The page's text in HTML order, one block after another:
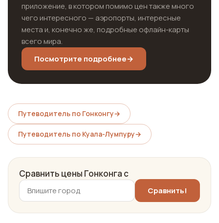
приложение, в котором помимо цен также много
чего интересного — аэропорты, интересные
места и, конечно же, подробные офлайн-карты
всего мира.
Посмотрите подробнее→
Путеводитель по Гонконгу→
Путеводитель по Куала-Лумпуру→
Сравнить цены Гонконга с